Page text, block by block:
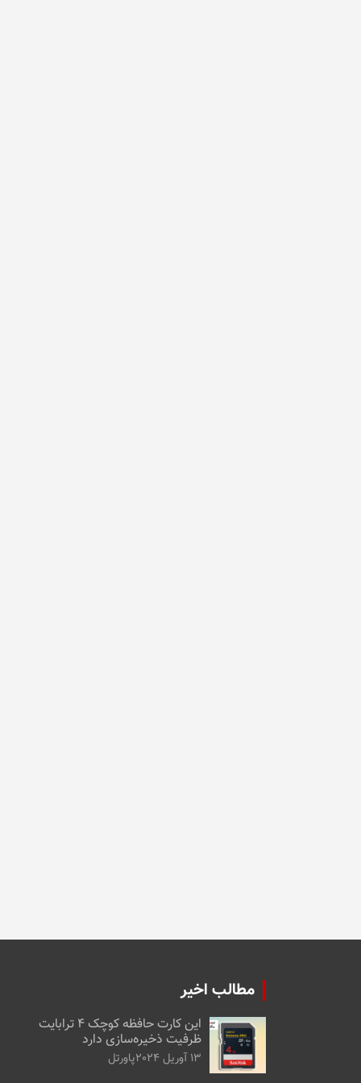
مطالب اخیر
این کارت حافظه کوچک ۴ ترابایت
ظرفیت ذخیره‌سازی دارد
13 آوریل 2024 پاورتل